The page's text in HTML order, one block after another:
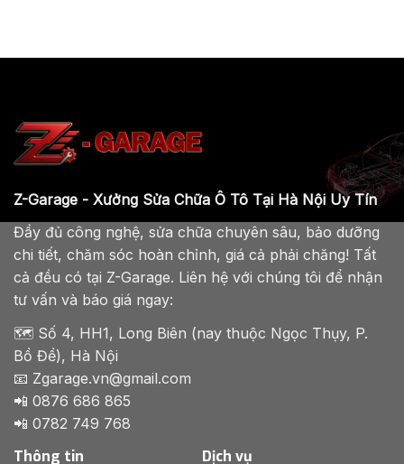
Z-Garage - Xưởng Sửa Chữa Ô Tô Tại Hà Nội Uy Tín
Đầy đủ công nghệ, sửa chữa chuyên sâu, bảo dưỡng
chi tiết, chăm sóc hoàn chỉnh, giá cả phải chăng! Tất
cả đều có tại Z-Garage. Liên hệ với chúng tôi để nhận
tư vấn và báo giá ngay:
🗺️ Số 4, HH1, Long Biên (nay thuộc Ngọc Thụy, P.
Bồ Đề), Hà Nội
📧 Zgarage.vn@gmail.com
📲 0876 686 865
📲 0782 749 768
Thông tin Dịch vụ